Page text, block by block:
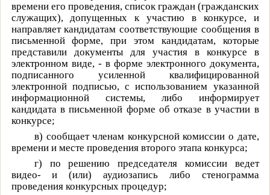
времени его проведения, список граждан (гражданских
служащих), допущенных к участию в конкурсе, и
направляет кандидатам соответствующие сообщения в
письменной форме, при этом кандидатам, которые
представили документы для участия в конкурсе в
электронном виде, - в форме электронного документа,
подписанного усиленной квалифицированной
электронной подписью, с использованием указанной
информационной системы, либо информирует
кандидата в письменной форме об отказе в участии в
конкурсе;
в) сообщает членам конкурсной комиссии о дате,
времени и месте проведения второго этапа конкурса;
г)
по решению председателя комиссии ведет
видео- и (или) аудиозапись либо стенограмма
проведения конкурсных процедур;